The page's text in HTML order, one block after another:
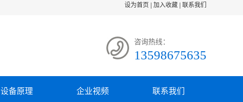
设为首页 加入收藏 联系我们
咨询热线：
13598675635
设备原理 企业视频 联系我们